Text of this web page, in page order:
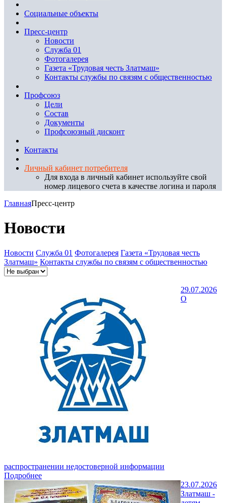
Социальные объекты
Пресс-центр
Новости
Служба 01
Фотогалерея
Газета «Трудовая честь Златмаш»
Контакты службы по связям с общественностью
Профсоюз
Цели
Состав
Документы
Профсоюзный дисконт
Контакты
Личный кабинет потребителя
Для входа в личный кабинет используйте свой
номер лицевого счета в качестве логина и пароля
ГлавнаяПресс-центр
Новости
Новости Служба 01 Фотогалерея Газета «Трудовая честь
Златмаш» Контакты службы по связям с общественностью
29.07.2026
О
распространении недостоверной информации
Подробнее
23.07.2026
Златмаш -